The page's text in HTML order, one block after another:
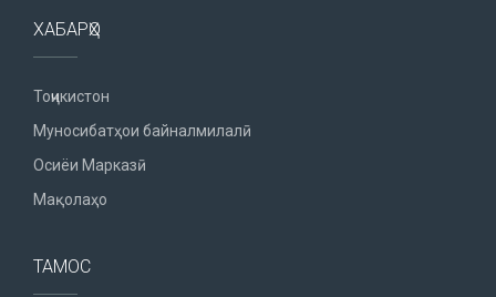
ХАБАРҲО
Тоҷикистон
Муносибатҳои байналмилалӣ
Осиёи Марказӣ
Мақолаҳо
ТАМОС